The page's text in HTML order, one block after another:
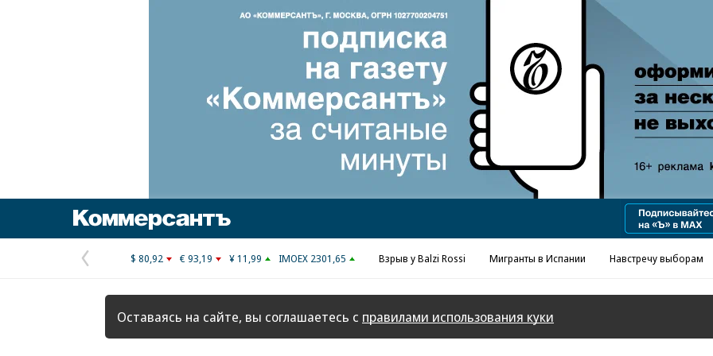
Реклама в «Ъ» www.kommersant.ru/ad
Предыдущая
страница
$ 80,92 € 93,19 ¥ 11,99 IMOEX 2301,65 Взрыв у Balzi Rossi Мигранты в Испании Навстречу выборам
Оставаясь на сайте, вы соглашаетесь с правилами использования куки